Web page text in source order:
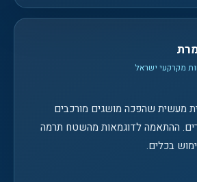
מקרקעי ישראל
מעשית שהפכה מושגים מורכבים
ההתאמה לדוגמאות מהשטח תרמה
בכלים.